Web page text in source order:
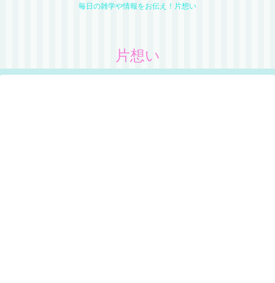
毎日の雑学や情報をお伝え！片想い
片想い